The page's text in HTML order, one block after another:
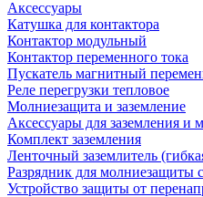
Аксессуары
Катушка для контактора
Контактор модульный
Контактор переменного тока
Пускатель магнитный
Реле перегрузки тепловое
Молниезащита и заземление
Аксессуары для заземления и
Комплект заземления
Ленточный заземлитель
Разрядник для молниезащиты
Устройство защиты от